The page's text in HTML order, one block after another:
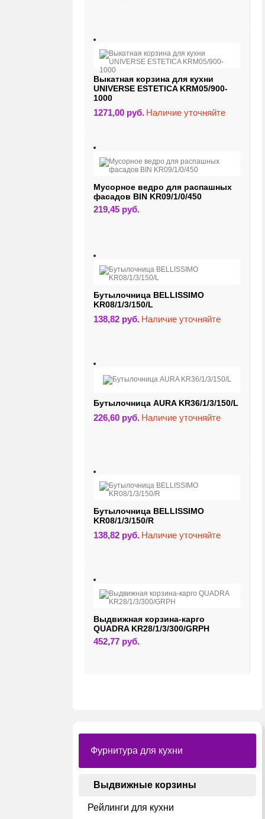
Выкатная корзина для кухни
UNIVERSE ESTETICA KRM05/900-
1000
1271,00 руб. Наличие уточняйте
Мусорное ведро для распашных
фасадов BIN KR09/1/0/450
219,45 руб.
Бутылочница BELLISSIMO
KR08/1/3/150/L
138,82 руб. Наличие уточняйте
Бутылочница AURA KR36/1/3/150/L
226,60 руб. Наличие уточняйте
Бутылочница BELLISSIMO
KR08/1/3/150/R
138,82 руб. Наличие уточняйте
Выдвижная корзина-карго
QUADRA KR28/1/3/300/GRPH
452,77 руб.
Фурнитура для кухни
Выдвижные корзины
Рейлинги для кухни